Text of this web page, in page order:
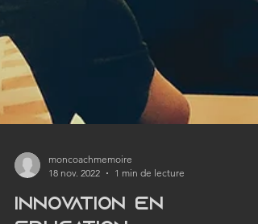
18 nov. 2022
1 min de lecture